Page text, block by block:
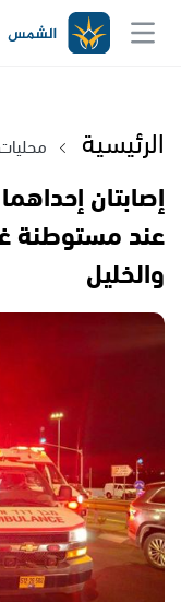
الرئيسية
إصابتان
عند مستوطنة
والخليل